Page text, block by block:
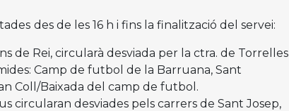
des de les 16 h i fins la finalització del servei:
de Rei, circularà desviada per la ctra. de Torrelles
Camp de futbol de la Barruana, Sant
Coll/Baixada del camp de futbol.
circularan desviades pels carrers de Sant Josep,